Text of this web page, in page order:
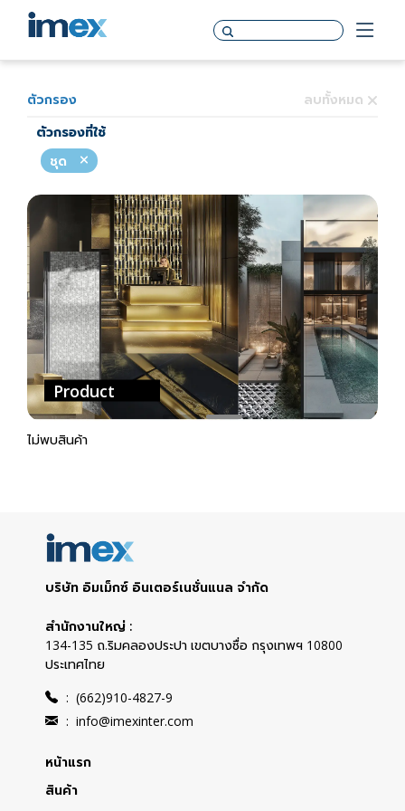
ตัวกรอง
ลบทั้งหมด
ตัวกรองที่ใช้
ชุด
Product
ไม่พบสินค้า
บริษัท อิมเม็กซ์ อินเตอร์เนชั่นแนล จำกัด
สำนักงานใหญ่ :
134-135 ถ.ริมคลองประปา เขตบางซื่อ กรุงเทพฯ 10800
ประเทศไทย
: (662)910-4827-9
: info@imexinter.com
หน้าแรก
สินค้า